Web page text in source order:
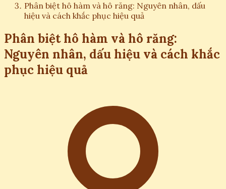
Phân biệt hô hàm và hô răng: Nguyên nhân, dấu
hiệu và cách khắc phục hiệu quả
Phân biệt hô hàm và hô răng:
Nguyên nhân, dấu hiệu và cách khắc
phục hiệu quả